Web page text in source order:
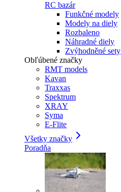
RC bazár
Funkčné modely
Modely na diely
Rozbaleno
Náhradné diely
Zvýhodněné sety
Obľúbené značky
RMT models
Kavan
Traxxas
Spektrum
XRAY
Syma
E-Flite
Všetky značky
Poradňa